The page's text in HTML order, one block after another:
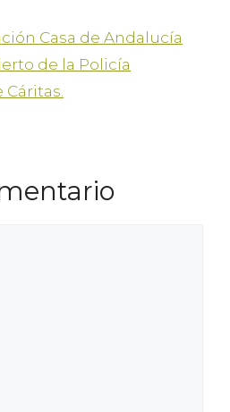
Casa de Andalucía
de la Policía